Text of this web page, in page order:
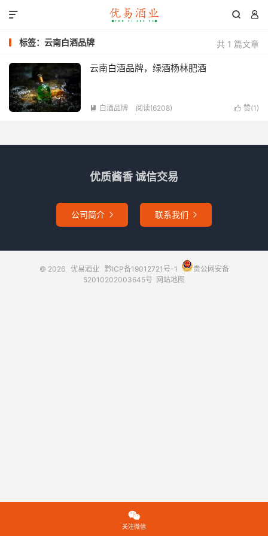
 

共 1 篇文章
标签：云南白酒品牌
云南白酒品牌，绿酒杨林肥酒
 赞(1 )
 白酒品牌 阅读(6208)
优质酱香 诚信交易
公司简介  联系我们 
© 2026 优易酒业 黔ICP备19012721号-1
贵公网安备
52010202003645号 网站地图

关注微信